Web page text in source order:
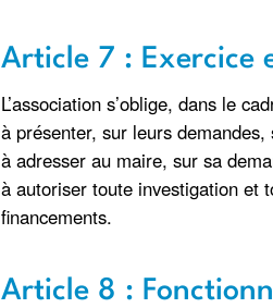
Article 7 : Exercice
L’association s’oblige, dans le
à présenter, sur leurs
à adresser au maire, sur sa
à autoriser toute investigation et
financements.
Article 8 :